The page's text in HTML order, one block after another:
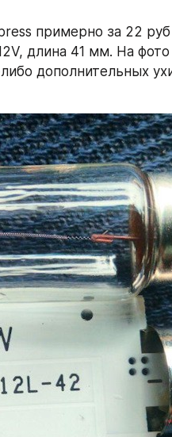
примерно за 22
длина 41 мм. На фото
дополнительных